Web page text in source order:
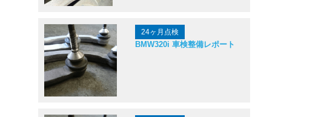
24ヶ月点検
BMW320i 車検整備レポート